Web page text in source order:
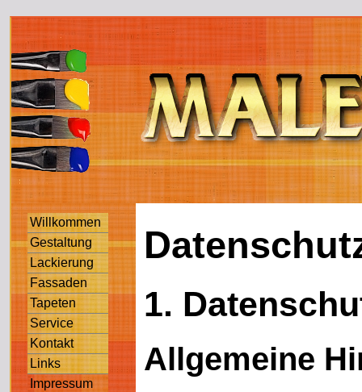
Willkommen
Gestaltung
Lackierung
Fassaden
Tapeten
Service
Kontakt
Links
Impressum
1.
Allgemeine